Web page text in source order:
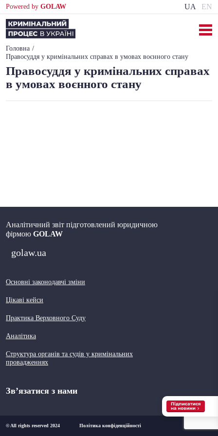
Powered by GOLAW UA EN
Головна
Правосуддя у кримінальних справах в умовах воєнного стану
Правосуддя у кримінальних справах
в умовах воєнного стану
Аналітичний звіт підготовлений юридичною
фірмою GOLAW
golaw.ua
Основні законодавчі зміни
Цікаві кейси
Практика Верховного Суду
Аналітика
Структура органів та судів у кримінальних
провадженнях
Зв’язатися з нами
© All rights reserved 2024 Політика конфіденційності